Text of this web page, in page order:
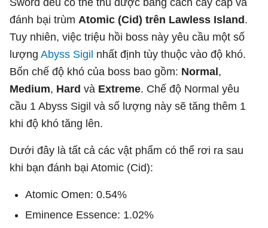
đánh bại trùm Atomic (Cid) trên Lawless Island.
Tuy nhiên, việc triệu hồi boss này yêu cầu một số
lượng Abyss Sigil nhất định tùy thuộc vào độ khó.
Bốn chế độ khó của boss bao gồm: Normal,
Medium, Hard và Extreme. Chế độ Normal yêu
cầu 1 Abyss Sigil và số lượng này sẽ tăng thêm 1
khi độ khó tăng lên.
Dưới đây là tất cả các vật phẩm có thể rơi ra sau
khi bạn đánh bại Atomic (Cid):
Atomic Omen: 0.54%
Eminence Essence: 1.02%